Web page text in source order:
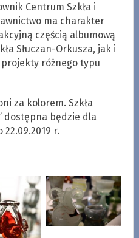
Centrum Szkła i
ma charakter
częścią albumową
Słuczan-Orkusza, jak i
różnego typu
za kolorem. Szkła
dostępna będzie dla
r.